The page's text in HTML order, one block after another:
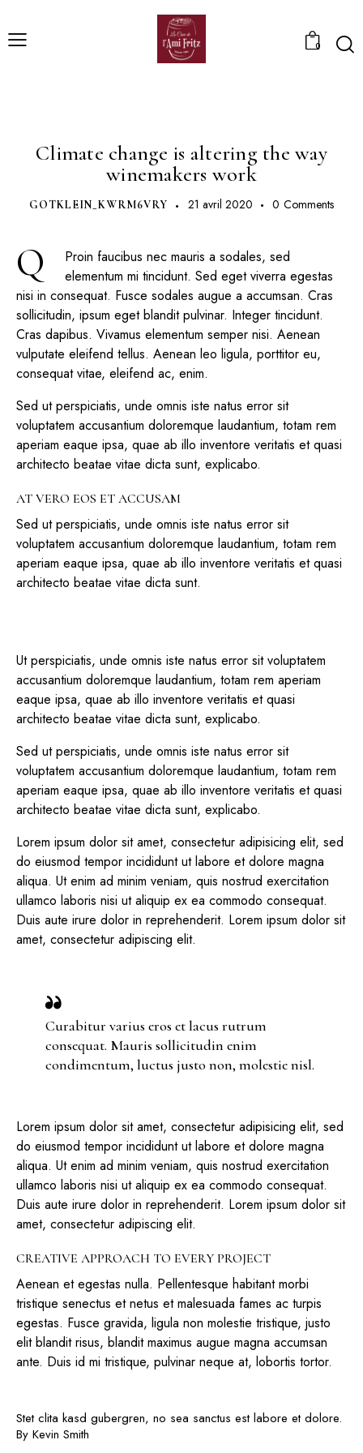
0
Climate change is altering the way
winemakers work
GOTKLEIN_KWRM6VRY 21 avril 2020 0 Comments
Q
Proin faucibus nec mauris a sodales, sed
elementum mi tincidunt. Sed eget viverra egestas
nisi in consequat. Fusce sodales augue a accumsan. Cras
sollicitudin, ipsum eget blandit pulvinar. Integer tincidunt.
Cras dapibus. Vivamus elementum semper nisi. Aenean
vulputate eleifend tellus. Aenean leo ligula, porttitor eu,
consequat vitae, eleifend ac, enim.
Sed ut perspiciatis, unde omnis iste natus error sit
voluptatem accusantium doloremque laudantium, totam rem
aperiam eaque ipsa, quae ab illo inventore veritatis et quasi
architecto beatae vitae dicta sunt, explicabo.
AT VERO EOS ET ACCUSAM
Sed ut perspiciatis, unde omnis iste natus error sit
voluptatem accusantium doloremque laudantium, totam rem
aperiam eaque ipsa, quae ab illo inventore veritatis et quasi
architecto beatae vitae dicta sunt.
Ut perspiciatis, unde omnis iste natus error sit voluptatem
accusantium doloremque laudantium, totam rem aperiam
eaque ipsa, quae ab illo inventore veritatis et quasi
architecto beatae vitae dicta sunt, explicabo.
Sed ut perspiciatis, unde omnis iste natus error sit
voluptatem accusantium doloremque laudantium, totam rem
aperiam eaque ipsa, quae ab illo inventore veritatis et quasi
architecto beatae vitae dicta sunt, explicabo.
Lorem ipsum dolor sit amet, consectetur adipisicing elit, sed
do eiusmod tempor incididunt ut labore et dolore magna
aliqua. Ut enim ad minim veniam, quis nostrud exercitation
ullamco laboris nisi ut aliquip ex ea commodo consequat.
Duis aute irure dolor in reprehenderit. Lorem ipsum dolor sit
amet, consectetur adipiscing elit.
Curabitur varius eros et lacus rutrum
consequat. Mauris sollicitudin enim
condimentum, luctus justo non, molestie nisl.
Lorem ipsum dolor sit amet, consectetur adipisicing elit, sed
do eiusmod tempor incididunt ut labore et dolore magna
aliqua. Ut enim ad minim veniam, quis nostrud exercitation
ullamco laboris nisi ut aliquip ex ea commodo consequat.
Duis aute irure dolor in reprehenderit. Lorem ipsum dolor sit
amet, consectetur adipiscing elit.
CREATIVE APPROACH TO EVERY PROJECT
Aenean et egestas nulla. Pellentesque habitant morbi
tristique senectus et netus et malesuada fames ac turpis
egestas. Fusce gravida, ligula non molestie tristique, justo
elit blandit risus, blandit maximus augue magna accumsan
ante. Duis id mi tristique, pulvinar neque at, lobortis tortor.
Stet clita kasd gubergren, no sea sanctus est labore et dolore.
By Kevin Smith